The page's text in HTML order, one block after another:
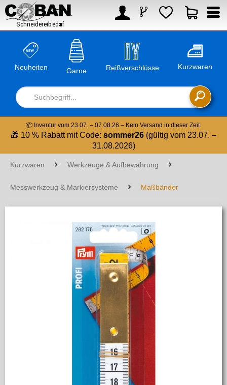
 

Neuheiten Garne

Reißverschlüsse Kurzwaren
📦 Inventur vom 23.07. – 07.08.26 – Kein Versand in dieser Zeit.
🎁 10 % Rabatt mit Code: sommer26 (gültig vom 23.07. –
31.08.2026)
Kurzwaren Werkzeuge & Aufbewahrung
Messwerkzeug & Markiersysteme Maßbänder